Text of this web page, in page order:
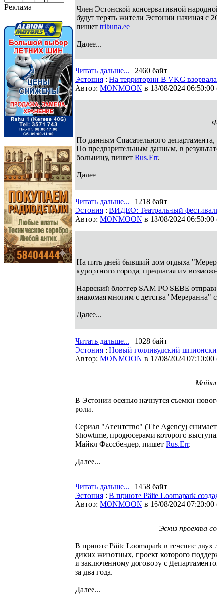
Реклама
Член Эстонской консервативной
будут терять жители Эстонии начиная с
пишет tribuna.ee
Далее...
Читать дальше... | 2460 байт
Эстония : На территории В VKG
Автор: MONMOON в 18/08/2024 06:50:00
По данным Спасательного
По предварительным данным, в
больницу, пишет Rus.Err.
Далее...
Читать дальше... | 1218 байт
Эстония : ВИДЕО: Театральный
Автор: MONMOON в 18/08/2024 06:50:00
На пять дней бывший дом отдыха
курортного города, предлагая им
Нарвский блоггер SAM PO SEBE
знакомая многим с детства "Мереранна"
Далее...
Читать дальше... | 1028 байт
Эстония : Новый голливудский
Автор: MONMOON в 17/08/2024 07:10:00
В Эстонии осенью начнутся съемки
роли.
Сериал "Агентство" (The Agency)
Showtime, продюсерами которого
Майкл Фассбендер, пишет Rus.Err.
Далее...
Читать дальше... | 1458 байт
Эстония : В приюте Päite Loomapark
Автор: MONMOON в 16/08/2024 07:20:00
Эскиз проекта
В приюте Päite Loomapark в течение
диких животных, проект которого
и заключенному договору с
за два года.
Далее...